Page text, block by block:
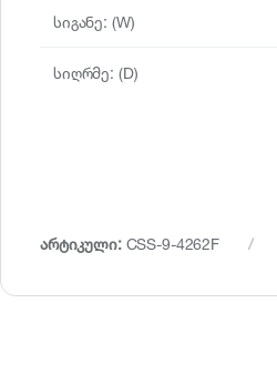
სიგანე: (W)
სიღრმე: (D)
არტიკული: CSS-9-4262F